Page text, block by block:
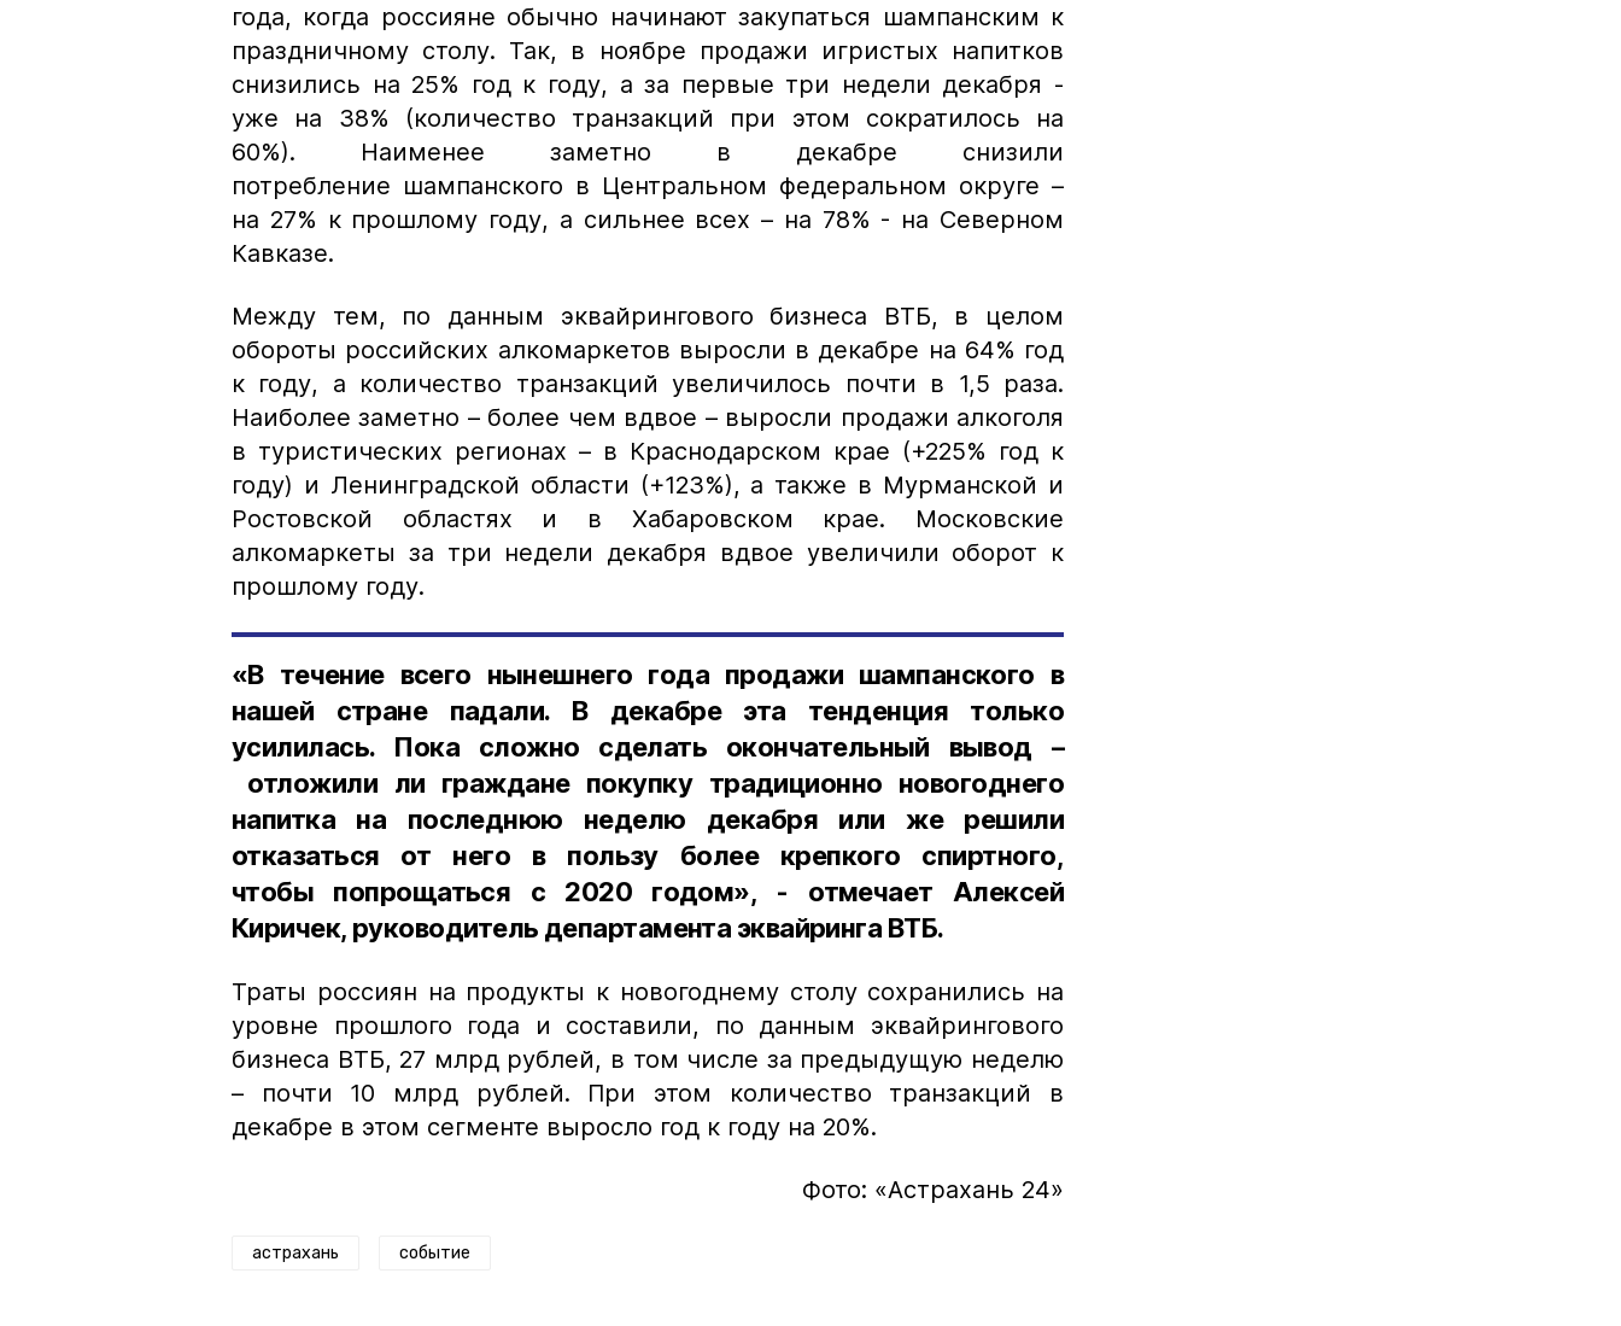
года, когда россияне обычно начинают закупаться шампанским к
праздничному столу. Так, в ноябре продажи игристых напитков
снизились на 25% год к году, а за первые три недели декабря -
уже на 38% (количество транзакций при этом сократилось на
60%). Наименее заметно в декабре снизили
потребление шампанского в Центральном федеральном округе –
на 27% к прошлому году, а сильнее всех – на 78% - на Северном
Кавказе.
Между тем, по данным эквайрингового бизнеса ВТБ, в целом
обороты российских алкомаркетов выросли в декабре на 64% год
к году, а количество транзакций увеличилось почти в 1,5 раза.
Наиболее заметно – более чем вдвое – выросли продажи алкоголя
в туристических регионах – в Краснодарском крае (+225% год к
году) и Ленинградской области (+123%), а также в Мурманской и
Ростовской областях и в Хабаровском крае. Московские
алкомаркеты за три недели декабря вдвое увеличили оборот к
прошлому году.
«В течение всего нынешнего года продажи шампанского в
нашей стране падали. В декабре эта тенденция только
усилилась. Пока сложно сделать окончательный вывод –
отложили ли граждане покупку традиционно новогоднего
напитка на последнюю неделю декабря или же решили
отказаться от него в пользу более крепкого спиртного,
чтобы попрощаться с 2020 годом», - отмечает Алексей
Киричек, руководитель департамента эквайринга ВТБ.
Траты россиян на продукты к новогоднему столу сохранились на
уровне прошлого года и составили, по данным эквайрингового
бизнеса ВТБ, 27 млрд рублей, в том числе за предыдущую неделю
– почти 10 млрд рублей. При этом количество транзакций в
декабре в этом сегменте выросло год к году на 20%.
Фото: «Астрахань 24»
астрахань событие